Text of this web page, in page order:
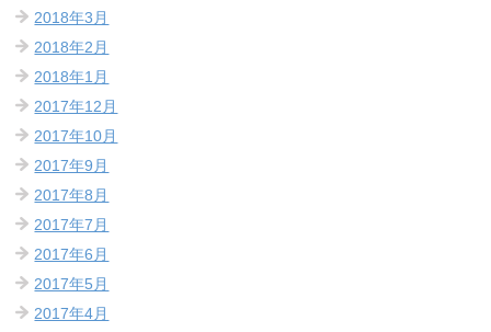
2018年3月
2018年2月
2018年1月
2017年12月
2017年10月
2017年9月
2017年8月
2017年7月
2017年6月
2017年5月
2017年4月